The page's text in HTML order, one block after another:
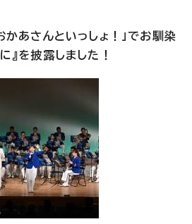
あさんといっしょ！」でお馴染
』を披露しました！